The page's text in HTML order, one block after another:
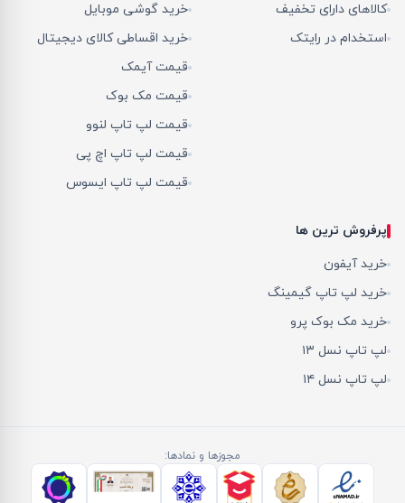
کالاهای دارای تخفیف
استخدام در رایتک
خرید گوشی موبایل
خرید اقساطی کالای دیجیتال
قیمت آیمک
قیمت مک بوک
قیمت لپ تاپ لنوو
قیمت لپ تاپ اچ پی
قیمت لپ تاپ ایسوس
پرفروش ترین ها
خرید آیفون
خرید لپ تاپ گیمینگ
خرید مک بوک پرو
لپ تاپ نسل ۱۳
لپ تاپ نسل ۱۴
مجوزها و نمادها: